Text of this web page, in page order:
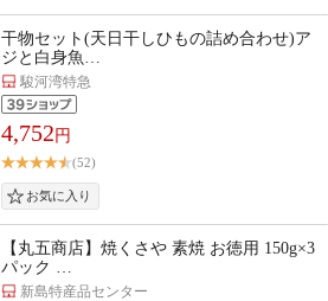
干物セット(天日干しひもの詰め合わせ)ア
ジと白身魚…
駿河湾特急
4,752 円
(52)
【丸五商店】焼くさや 素焼 お徳用 150g×3
パック …
新島特産品センター